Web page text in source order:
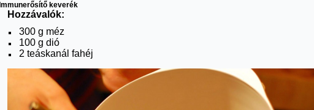
Immunerősítő keverék
Hozzávalók:
300 g méz
100 g dió
2 teáskanál fahéj